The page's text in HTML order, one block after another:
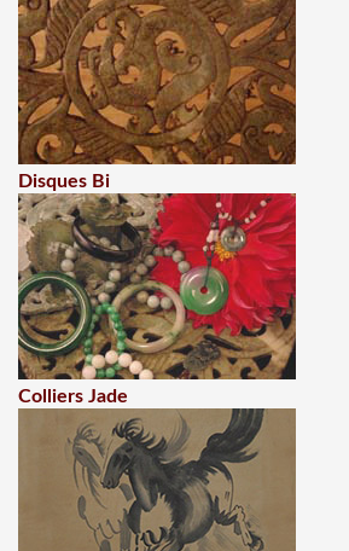
Disques Bi
Colliers Jade